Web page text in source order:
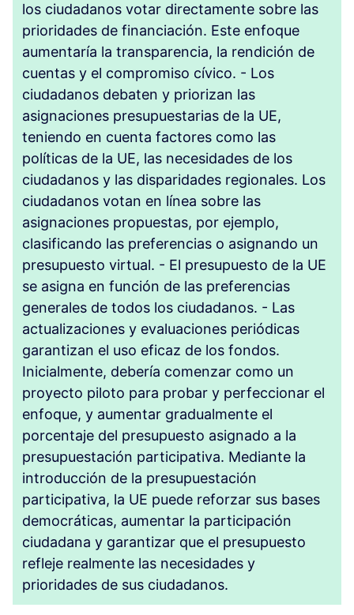
los ciudadanos votar directamente sobre las
prioridades de financiación. Este enfoque
aumentaría la transparencia, la rendición de
cuentas y el compromiso cívico. - Los
ciudadanos debaten y priorizan las
asignaciones presupuestarias de la UE,
teniendo en cuenta factores como las
políticas de la UE, las necesidades de los
ciudadanos y las disparidades regionales. Los
ciudadanos votan en línea sobre las
asignaciones propuestas, por ejemplo,
clasificando las preferencias o asignando un
presupuesto virtual. - El presupuesto de la UE
se asigna en función de las preferencias
generales de todos los ciudadanos. - Las
actualizaciones y evaluaciones periódicas
garantizan el uso eficaz de los fondos.
Inicialmente, debería comenzar como un
proyecto piloto para probar y perfeccionar el
enfoque, y aumentar gradualmente el
porcentaje del presupuesto asignado a la
presupuestación participativa. Mediante la
introducción de la presupuestación
participativa, la UE puede reforzar sus bases
democráticas, aumentar la participación
ciudadana y garantizar que el presupuesto
refleje realmente las necesidades y
prioridades de sus ciudadanos.